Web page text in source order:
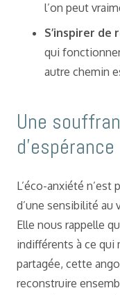
l’on peut
S’inspirer de
qui
autre chemin
Une
d’espérance
L’éco-anxiété n’est
d’une sensibilité au
Elle nous rappelle
indifférents à ce qui
partagée, cette
reconstruire